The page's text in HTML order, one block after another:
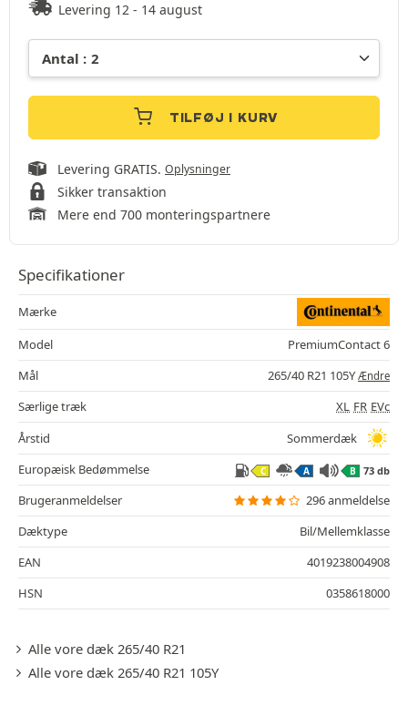
Levering 12 - 14 august
TILFØJ I KURV
Levering GRATIS. Oplysninger
Sikker transaktion
Mere end 700 monteringspartnere
Specifikationer
Mærke
Model
PremiumContact 6
Mål
265/40 R21 105Y Ændre
Særlige træk XL FR EVc
Årstid
Sommerdæk
Europæisk Bedømmelse
C A B 73 db
Brugeranmeldelser
296 anmeldelse
Dæktype
Bil/Mellemklasse
EAN
4019238004908
HSN
0358618000
Alle vore dæk 265/40 R21
Alle vore dæk 265/40 R21 105Y